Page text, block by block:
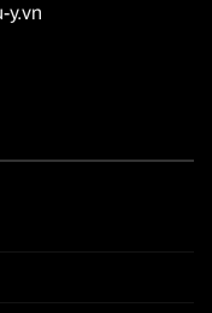
y.vn